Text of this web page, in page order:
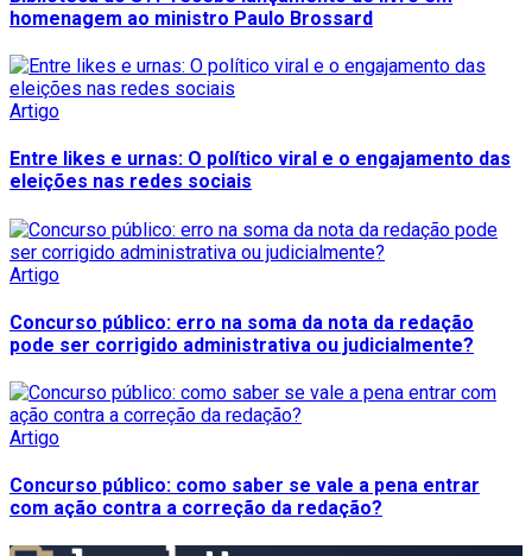
homenagem ao ministro Paulo Brossard
Artigo
Entre likes e urnas: O político viral e o engajamento das
eleições nas redes sociais
Artigo
Concurso público: erro na soma da nota da redação
pode ser corrigido administrativa ou judicialmente?
Artigo
Concurso público: como saber se vale a pena entrar
com ação contra a correção da redação?